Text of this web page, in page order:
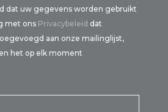
dat uw gegevens worden gebruikt
met ons Privacybeleid dat
aan onze mailinglijst,
het op elk moment